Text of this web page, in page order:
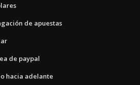
de apuestas
de paypal
hacia adelante